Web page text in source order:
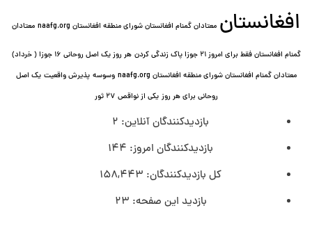
افغانستان معتادان گمنام افغانستان شورای منطقه افغانستان naafg.org معتادان
گمنام افغانستان فقط برای امروز ۲۱ جوزا پاک زندگی کردن
هر روز یک اصل روحانی ۱۶ جوزا ( خرداد)
معتادان گمنام افغانستان شورای منطقه افغانستان naafg.org
وسوسه پذيرش واقعیت یک اصل
روحانی برای هر روز یکی از نواقص ۲۷ ثور
بازدیدکنندگان آنلاین: 2
بازدیدکنندگان امروز: 144
کل بازدیدکنند‌گان: 158,443
بازدید این صفحه: 23